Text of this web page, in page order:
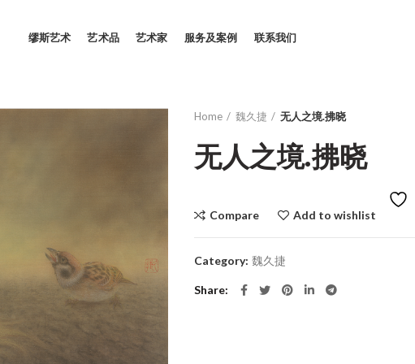
缪斯艺术 艺术品 艺术家 服务及案例 联系我们
Home 魏久捷 无人之境.拂晓
无人之境.拂晓
Compare
Add to wishlist
Category: 魏久捷
Share